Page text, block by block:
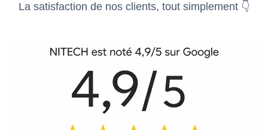
La satisfaction de nos clients, tout simplement 👇